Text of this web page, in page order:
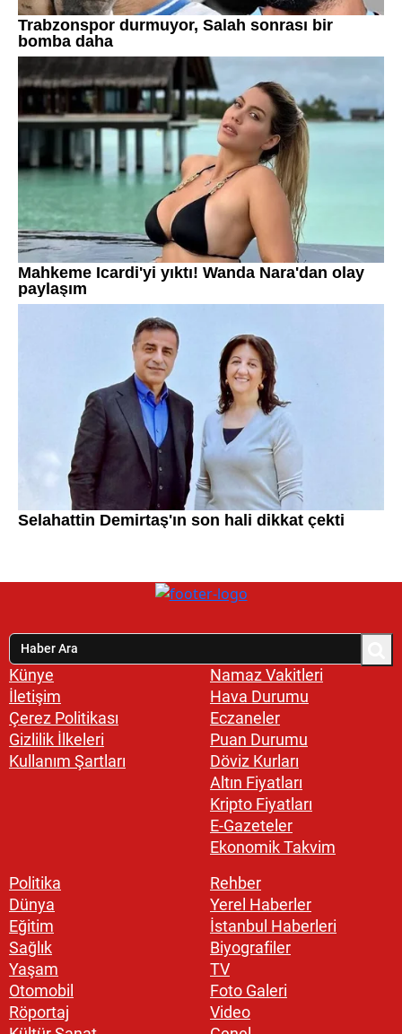
Künye
İletişim
Çerez Politikası
Gizlilik İlkeleri
Kullanım Şartları
Namaz Vakitleri
Hava Durumu
Eczaneler
Puan Durumu
Döviz Kurları
Altın Fiyatları
Kripto Fiyatları
E-Gazeteler
Ekonomik Takvim
Politika
Dünya
Eğitim
Sağlık
Yaşam
Otomobil
Röportaj
Rehber
Yerel Haberler
İstanbul Haberleri
Biyografiler
TV
Foto Galeri
Video